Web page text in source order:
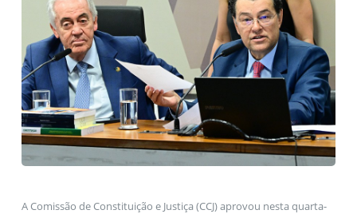
A Comissão de Constituição e Justiça (CCJ) aprovou nesta quarta-